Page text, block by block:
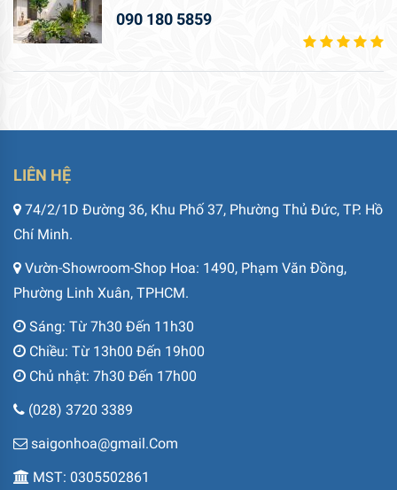
090 180 5859
LIÊN HỆ
74/2/1D Đường 36, Khu Phố 37, Phường Thủ Đức, TP. Hồ
Chí Minh.
Vườn-Showroom-Shop Hoa: 1490, Phạm Văn Đồng,
Phường Linh Xuân, TPHCM.
Sáng: Từ 7h30 Đến 11h30
Chiều: Từ 13h00 Đến 19h00
Chủ nhật: 7h30 Đến 17h00
(028) 3720 3389
saigonhoa@gmail.Com
MST: 0305502861